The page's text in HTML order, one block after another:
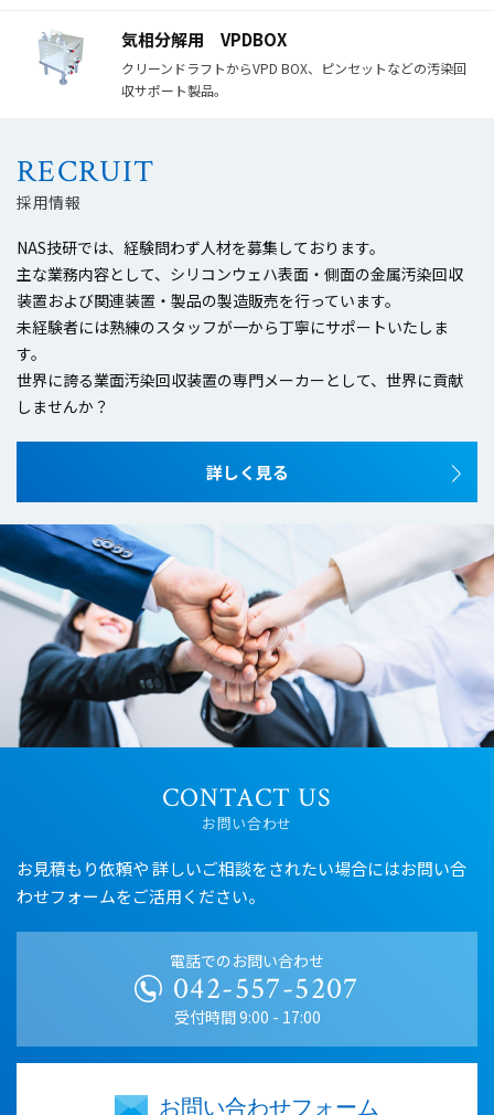
弊社では、誠に勝手ながら下記日程を年末年始休暇と
させていただきます。
■年末年始休暇期間
休業期間中にいただいたお問合せについては、2026
年1月5日(月)より順次回答させていただきます。
解の程お願い申し上げます。
2025.08.20
展示会のお知らせ
さて、来る2025年9月4日に幕張メッセで開催される
「JASIS 2025」
会期中は、主力製品のSC-9100を展示致します。
お忙しいところを恐縮ですが、皆様お誘いあわせの上
■主催：一般社団法人日本分析機器工業会、一般社団
法人日本科学機器協会
■会期：2025年9月3日(水) ～ 5日(金) 3日間 10:00～
17:00
■会場：幕張メッセ国際展示場・会議場
■入場料：無料
2025.08.05
夏季休業のお知らせ
平素は格別のお引き立てをいただき厚くお礼申し上げ
弊社では、誠に勝手ながら下記日程を夏季休業とさせ
■夏季休業期間
2025年8月9日(土) ～ 2025年8月17日(日)
始日以降に順次回答させていただきます。
皆様には大変ご不便をおかけいたしますが、何卒ご理
解の程お願い申し上げます。
ゴールデンウィーク休業のお知らせ
気相分解用 VPDBOX
クリーンドラフトからVPD BOX、ピンセットなどの汚染回
収サポート製品。
RECRUIT
採用情報
NAS技研では、経験問わず人材を募集しております。
主な業務内容として、シリコンウェハ表面・側面の金属汚染回収
装置および関連装置・製品の製造販売を行っています。
未経験者には熟練のスタッフが一から丁寧にサポートいたしま
す。
世界に誇る業面汚染回収装置の専門メーカーとして、世界に貢献
しませんか？
詳しく見る
CONTACT US
お問い合わせ
お見積もり依頼や 詳しいご相談をされたい場合にはお問い合
わせフォームをご活用ください。
電話でのお問い合わせ
042-557-5207
受付時間 9:00 - 17:00
お問い合わせフォーム